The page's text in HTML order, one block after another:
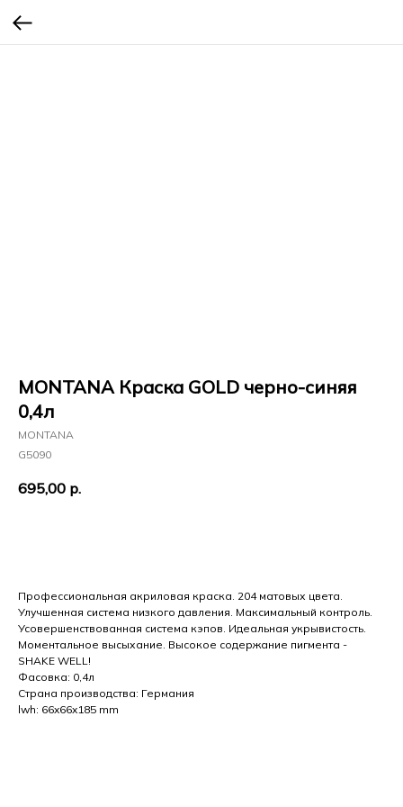
MONTANA Краска GOLD черно-синяя
0,4л
MONTANA
G5090
695,00 р.
Профессиональная акриловая краска. 204 матовых цвета.
Улучшенная система низкого давления. Максимальный контроль.
Усовершенствованная система кэпов. Идеальная укрывистость.
Моментальное высыхание. Высокое содержание пигмента -
SHAKE WELL!
Фасовка: 0,4л
Страна производства: Германия
lwh: 66x66x185 mm